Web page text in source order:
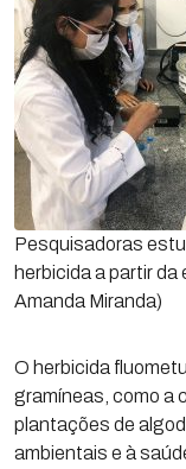
Pesquisadoras
herbicida a partir
Amanda Miranda)
O herbicida
gramíneas, como a
plantações de
ambientais e à